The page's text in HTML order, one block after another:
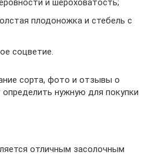
плодоножка и стебель с
соцветие.
сорта, фото и отзывы о
нужную для покупки
отличным засолочным